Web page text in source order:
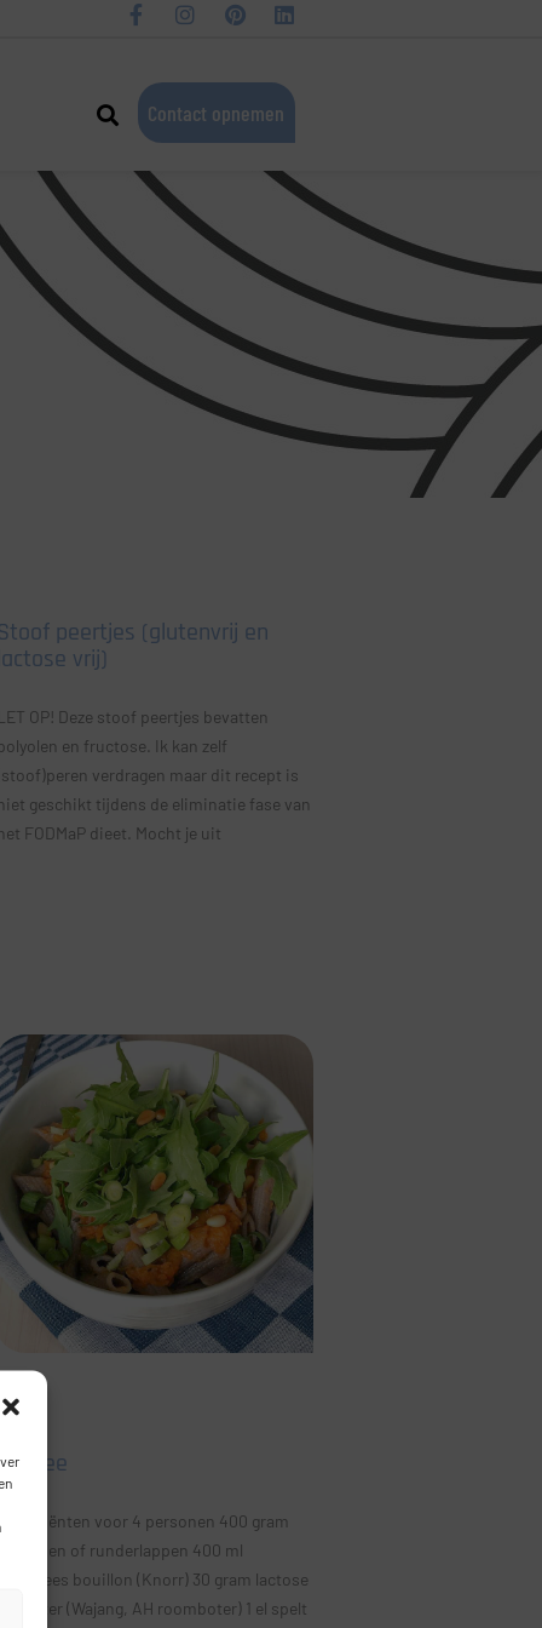
Contact opnemen
Stoof peertjes (glutenvrij en
lactose vrij)
OP! Deze stoof peertjes bevatten
en fructose. Ik kan zelf
verdragen maar dit recept is
geschikt tijdens de eliminatie fase van
FODMaP dieet. Mocht je uit
voor 4 personen 400 gram
riblappen of runderlappen 400 ml
rundvlees bouillon (Knorr) 30 gram lactose
vrij boter (Wajang, AH roomboter) 1 el spelt